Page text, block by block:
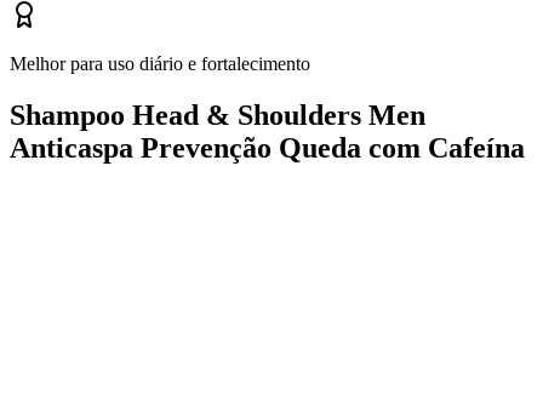
Melhor para uso diário e fortalecimento
Shampoo Head & Shoulders Men
Anticaspa Prevenção Queda com Cafeína